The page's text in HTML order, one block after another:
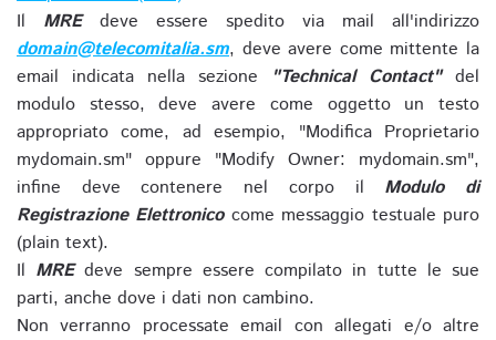
Il MREdeve essere spedito via mail all'indirizzo
domain@telecomitalia.sm, deve avere come mittente la
email indicata nella sezione
"Technical Contact"del
modulo stesso, deve avere come oggetto un testo
appropriato come, ad esempio, "Modifica Proprietario
mydomain.sm" oppure "Modify Owner: mydomain.sm",
infine deve contenere nel corpo il Modulo di
Registrazione Elettronicocome messaggio testuale puro
(plain text).
Il MREdeve sempre essere compilato in tutte le sue
parti, anche dove i dati non cambino.
Non verranno processate email con allegati e/o altre